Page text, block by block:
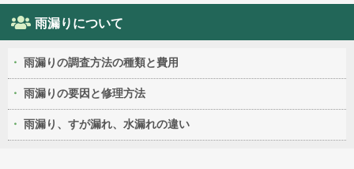
雨漏りについて
雨漏りの調査方法の種類と費用
雨漏りの要因と修理方法
雨漏り、すが漏れ、水漏れの違い